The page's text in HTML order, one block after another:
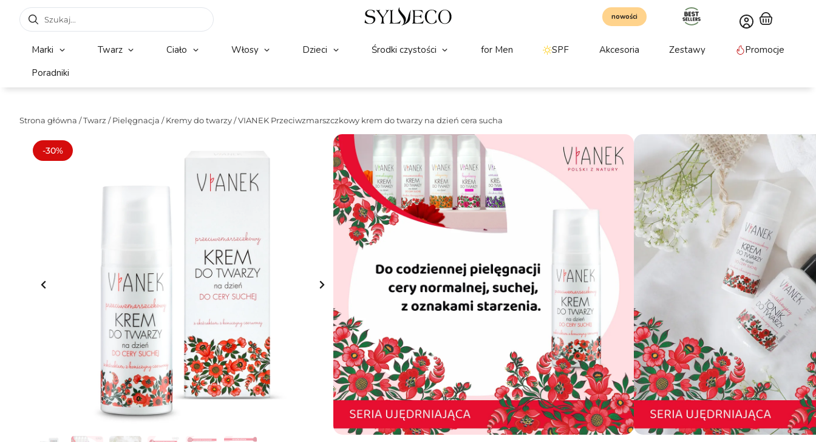
nowości
Marki Twarz Ciało Włosy Dzieci Środki czystości for Men SPF Akcesoria Zestawy
Promocje
Poradniki
Strona główna /Twarz /Pielęgnacja /Kremy do twarzy/ VIANEK Przeciwzmarszczkowy krem do twarzy na dzień cera sucha
-30% TWARZ
☆☆☆ ☆(25)
VIANEK Przeciwzmarszczkowy krem do twarzy na
dzień cera sucha
Przeciwzmarszczkowy krem na dzień, przeznaczony do pielęgnacji cery normalnej, suchej, z
oznakami starzenia. Intensywnie nawilża, zapobiega utracie jędrności i elastyczności,
wygładza i ujednolica koloryt skóry.
Pojemność:
Składniki wiodące:Kwas hialuronowy, Olej z malin, Witamina C
51.99Zł 36.39 Zł
Najniższa cena z 30 dni przed wprowadzeniem promocji:51.99zł
Na stanie
Darmowa dostawa od 149 zł Bezpiecznepłatności